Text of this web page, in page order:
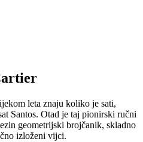
leta znaju koliko je sati,
Santos. Otad je taj pionirski ručni
geometrijski brojčanik, skladno
izloženi vijci.